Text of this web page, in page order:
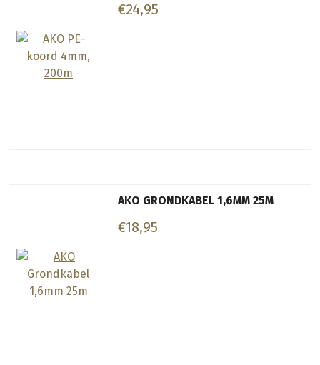
€24,95
AKO GRONDKABEL 1,6MM 25M
€18,95